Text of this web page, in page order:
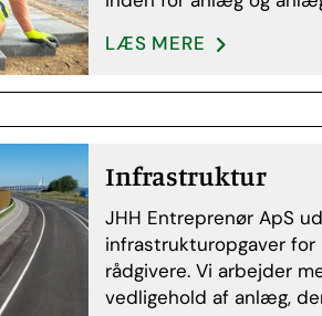
LÆS MERE
Infrastruktur
JHH Entreprenør ApS
infrastrukturopgaver for
rådgivere. Vi arbejder
vedligehold af anlæg,